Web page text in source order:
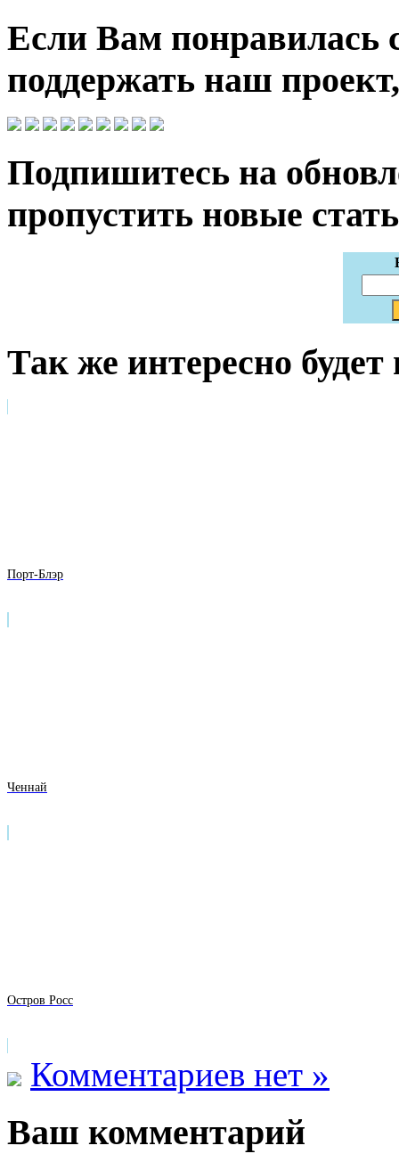
Если Вам понравилась
поддержать наш
Подпишитесь на
пропустить новые
Так же интересно будет
Порт-Блэр
Ченнай
Остров Росс
Комментариев нет »
Ваш комментарий